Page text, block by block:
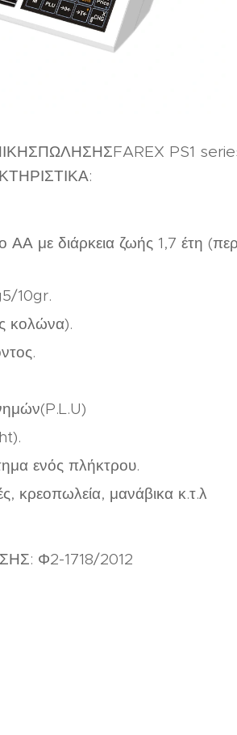
PS1
με διάρκεια ζωής 1,7 έτη
10gr.
κολώνα).
ενός πλήκτρου.
κρεοπωλεία, μανάβικα κ.τ.λ
Φ2-1718/2012